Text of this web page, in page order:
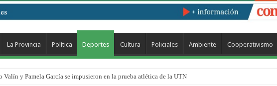
La Provincia Política Deportes Cultura Policiales Ambiente Cooperativismo
Valín y Pamela García se impusieron en la prueba atlética de la UTN
litoral en mi canción: 100 años de Aníbal Sampayo